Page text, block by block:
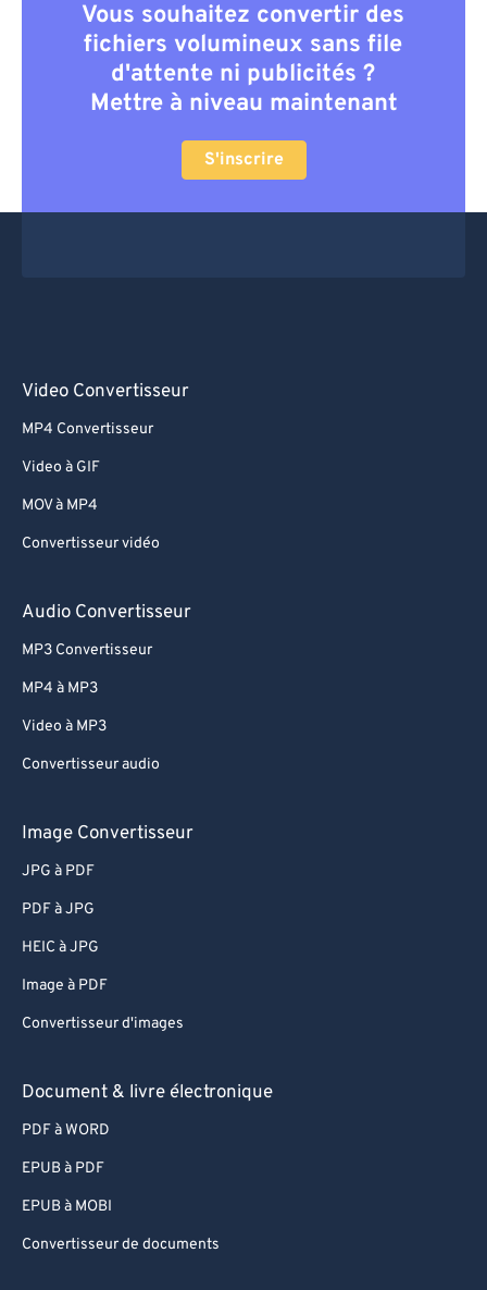
Vous souhaitez convertir des
fichiers volumineux sans file
d'attente ni publicités ?
Mettre à niveau maintenant
S'inscrire
Video Convertisseur
MP4 Convertisseur
Video à GIF
MOV à MP4
Convertisseur vidéo
Audio Convertisseur
MP3 Convertisseur
MP4 à MP3
Video à MP3
Convertisseur audio
Image Convertisseur
JPG à PDF
PDF à JPG
HEIC à JPG
Image à PDF
Convertisseur d'images
Document & livre électronique
PDF à WORD
EPUB à PDF
EPUB à MOBI
Convertisseur de documents